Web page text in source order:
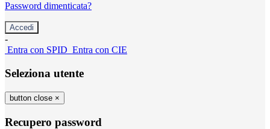
Password dimenticata?
-
Entra con SPID Entra con CIE
Seleziona utente
button close ×
Recupero password